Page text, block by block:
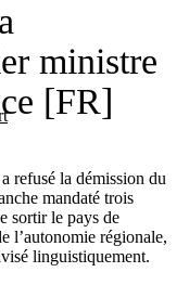
ministre
[FR]
refusé la démission du
mandaté trois
sortir le pays de
l’autonomie régionale,
linguistiquement.